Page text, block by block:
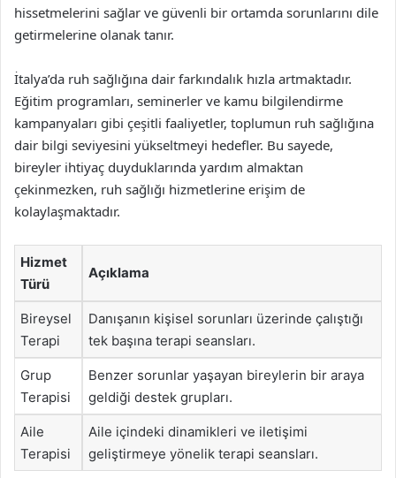
hissetmelerini sağlar ve güvenli bir ortamda sorunlarını dile
getirmelerine olanak tanır.
İtalya’da ruh sağlığına dair farkındalık hızla artmaktadır.
Eğitim programları, seminerler ve kamu bilgilendirme
kampanyaları gibi çeşitli faaliyetler, toplumun ruh sağlığına
dair bilgi seviyesini yükseltmeyi hedefler. Bu sayede,
bireyler ihtiyaç duyduklarında yardım almaktan
çekinmezken, ruh sağlığı hizmetlerine erişim de
kolaylaşmaktadır.
Hizmet
Türü
Açıklama
Bireysel
Terapi
Danışanın kişisel sorunları üzerinde çalıştığı
tek başına terapi seansları.
Grup
Terapisi
Benzer sorunlar yaşayan bireylerin bir araya
geldiği destek grupları.
Aile
Terapisi
Aile içindeki dinamikleri ve iletişimi
geliştirmeye yönelik terapi seansları.